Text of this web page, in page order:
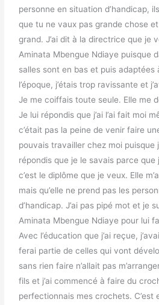
personne en situation d’handicap,
que tu ne vaux pas grande chose
grand. J’ai dit à la directrice que je
Aminata Mbengue Ndiaye puisque
salles sont en bas et puis adaptées
l’époque, j’étais trop ravissante et
Je me coiffais toute seule. Elle me
Je lui répondis que j’ai l’ai fait moi
c’était pas la peine de venir faire
pouvais travailler chez moi puisque
répondis que je le savais parce que
c’est le diplôme que je veux. Elle
mais qu’elle ne prend pas les
d’handicap. J’ai pas pipé mot et je
Aminata Mbengue Ndiaye pour lui
Avec l’éducation que j’ai reçue,
ferai partie de celles qui vont
sans rien faire n’allait pas
fils et j’ai commencé à faire du
perfectionnais mes crochets. C’est